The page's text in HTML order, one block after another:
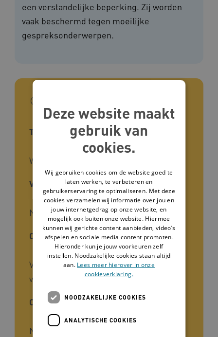
een verstandelijke beperking. Zij worden
vaak beschermd tegen moeilijke
gespreksonderwerpen.
Type tool
Werkboek
Voor wie
Naasten, Begeleiders
Cliëntgroep
Verstandelijke beperking, Licht
verstandelijke beperking
Ontwikkelaar
NIVEL
Deze website maakt
gebruik van
cookies.
Wij gebruiken cookies om de website goed te
laten werken, te verbeteren en
gebruikerservaring te optimaliseren. Met deze
cookies verzamelen wij informatie over jou en
jouw internetgedrag op onze website, en
mogelijk ook buiten onze website. Hiermee
kunnen wij gerichte content aanbieden, video’s
afspelen en sociale media content promoten.
Hieronder kun je jouw voorkeuren zelf
instellen. Noodzakelijke cookies staan altijd
aan. Lees meer hierover in onze
cookieverklaring.
NOODZAKELIJKE COOKIES
ANALYTISCHE COOKIES